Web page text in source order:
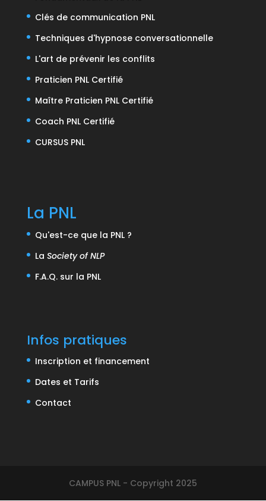
Clés de communication PNL
Techniques d'hypnose conversationnelle
L'art de prévenir les conflits
Praticien PNL Certifié
Maître Praticien PNL Certifié
Coach PNL Certifié
CURSUS PNL
La PNL
Qu'est-ce que la PNL ?
La Society of NLP
F.A.Q. sur la PNL
Infos pratiques
Inscription et financement
Dates et Tarifs
Contact
CAMPUS PNL - Copyright 2025